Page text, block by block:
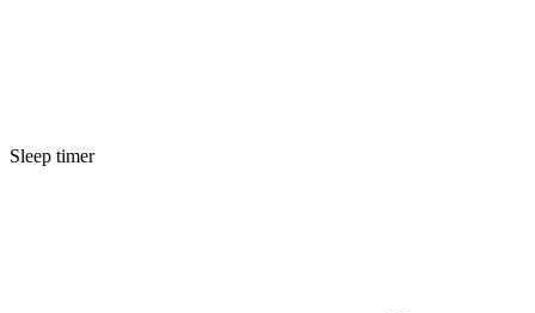
Sleep timer